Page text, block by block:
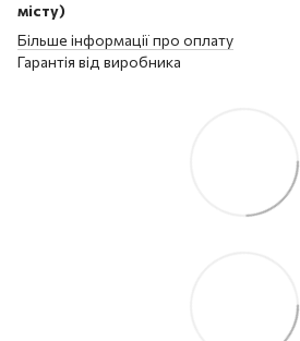
місту)
Більше інформації про оплату
Гарантія від виробника